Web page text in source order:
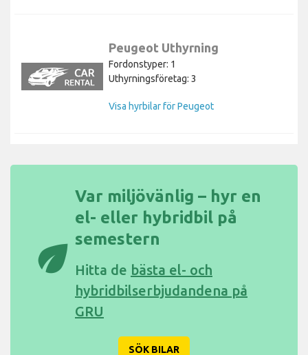
Peugeot Uthyrning
Fordonstyper: 1
Uthyrningsföretag: 3
Visa hyrbilar för Peugeot
eco
Var miljövänlig – hyr en
el- eller hybridbil på
semestern
Hitta de bästa el- och
hybridbilserbjudandena på
GRU
SÖK BILAR